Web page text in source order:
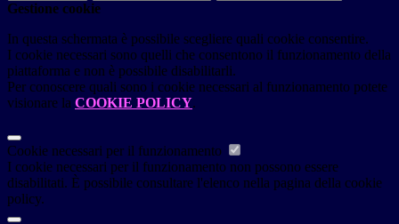
Gestione cookie
In questa schermata è possibile scegliere quali cookie consentire.
I cookie necessari sono quelli che consentono il funzionamento della
piattaforma e non è possibile disabilitarli.
Per conoscere quali sono i cookie necessari al funzionamento potete
visionare la COOKIE POLICY.
Cookie necessari per il funzionamento
I cookie necessari per il funzionamento non possono essere
disabilitati. È possibile consultare l'elenco nella pagina della cookie
policy.